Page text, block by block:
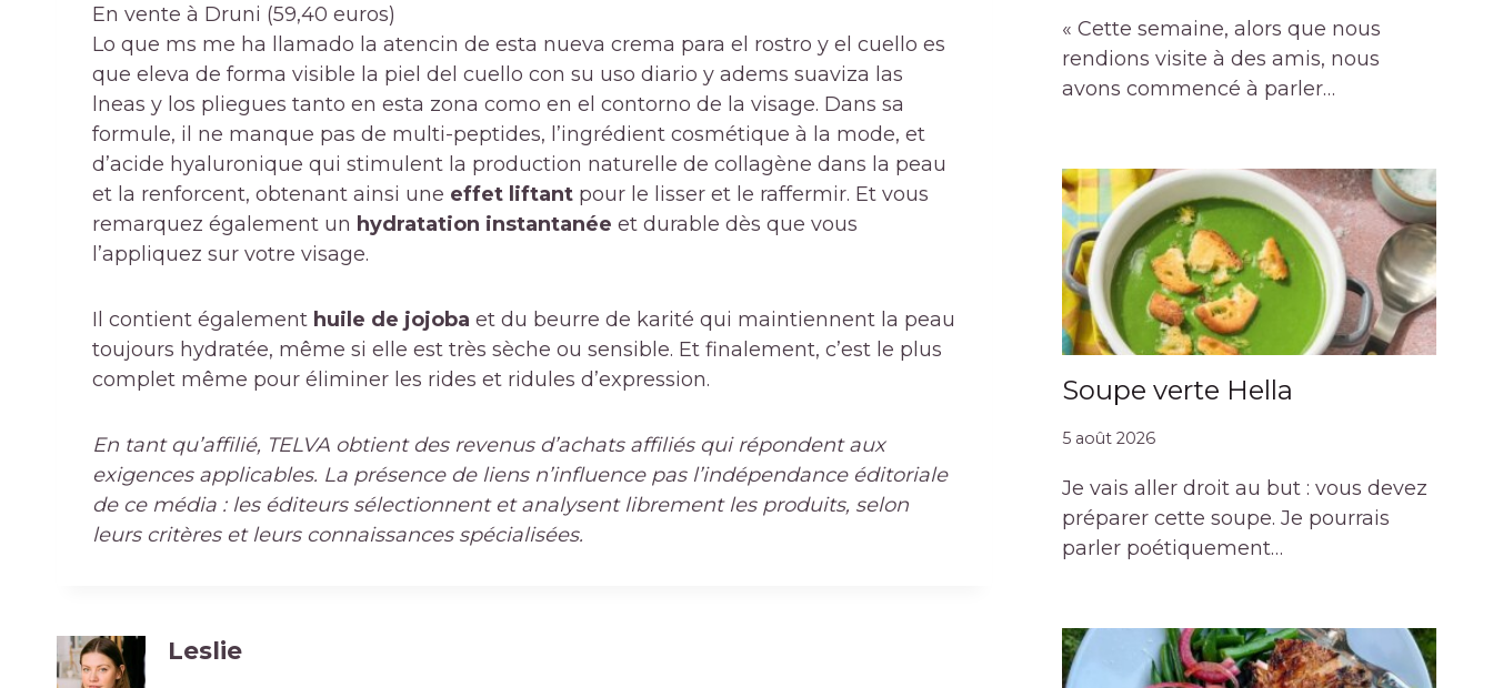
En vente à Druni (59,40 euros)
Lo que ms me ha llamado la atencin de esta nueva crema para el rostro y el cuello es
que eleva de forma visible la piel del cuello con su uso diario y adems suaviza las
lneas y los pliegues tanto en esta zona como en el contorno de la visage. Dans sa
formule, il ne manque pas de multi-peptides, l’ingrédient cosmétique à la mode, et
d’acide hyaluronique qui stimulent la production naturelle de collagène dans la peau
et la renforcent, obtenant ainsi une effet liftant pour le lisser et le raffermir. Et vous
remarquez également un hydratation instantanée et durable dès que vous
l’appliquez sur votre visage.
Il contient également huile de jojoba et du beurre de karité qui maintiennent la peau
toujours hydratée, même si elle est très sèche ou sensible. Et finalement, c’est le plus
complet même pour éliminer les rides et ridules d’expression.
En tant qu’affilié, TELVA obtient des revenus d’achats affiliés qui répondent aux
exigences applicables. La présence de liens n’influence pas l’indépendance éditoriale
de ce média : les éditeurs sélectionnent et analysent librement les produits, selon
leurs critères et leurs connaissances spécialisées.
Leslie
« Cette semaine, alors que nous
rendions visite à des amis, nous
avons commencé à parler…
Soupe verte Hella
5 août 2026
Je vais aller droit au but : vous devez
préparer cette soupe. Je pourrais
parler poétiquement…